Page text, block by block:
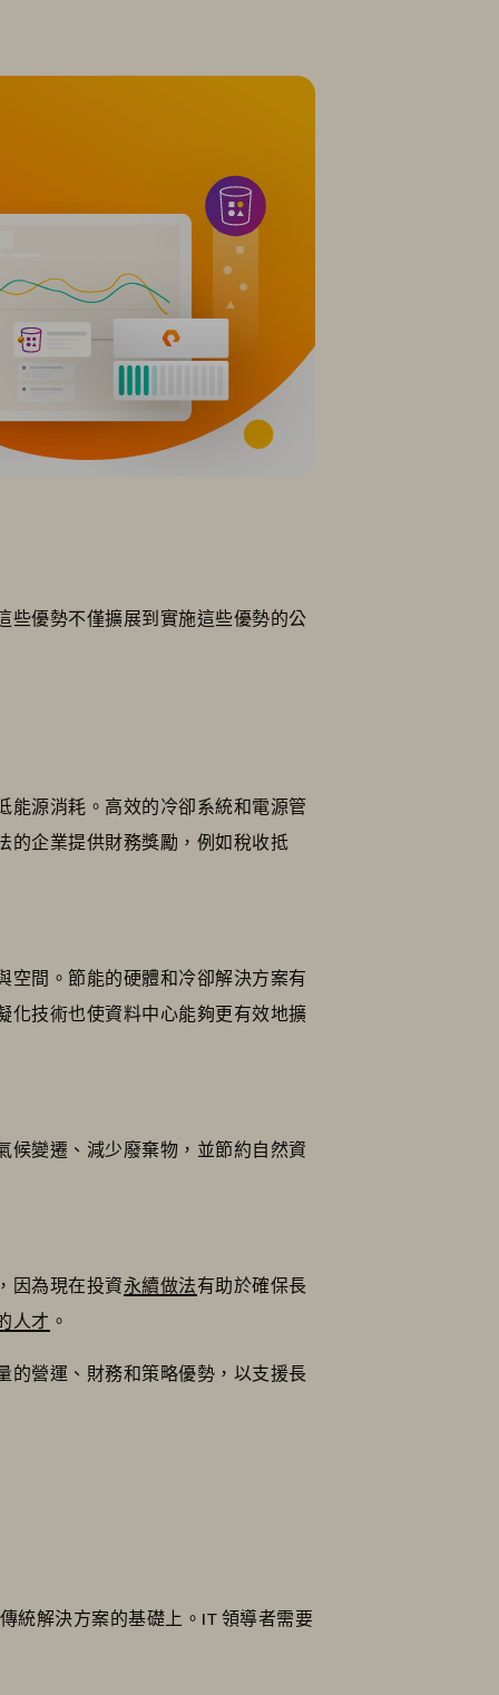
些優勢不僅擴展到實施這些優勢的公
能源消耗。高效的冷卻系統和電源管
的企業提供財務獎勵，例如稅收抵
空間。節能的硬體和冷卻解決方案有
化技術也使資料中心能夠更有效地擴
候變遷、減少廢棄物，並節約自然資
因為現在投資永續做法有助於確保長
人才 。
的營運、財務和策略優勢，以支援長
統解決方案的基礎上。IT 領導者需要